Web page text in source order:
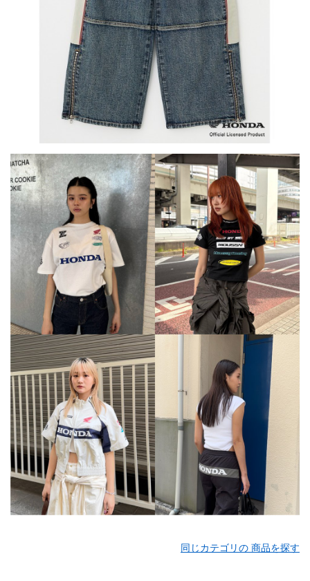
同じカテゴリの 商品を探す